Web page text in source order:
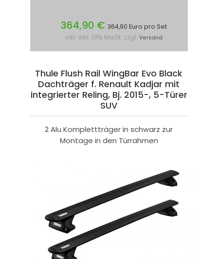
364,90 € 364,90 Euro pro Set
inkl. inkl. 19% MwSt. zzgl. Versand
Thule Flush Rail WingBar Evo Black
Dachträger f. Renault Kadjar mit
integrierter Reling, Bj. 2015-, 5-Türer
SUV
2 Alu Komplettträger in schwarz zur
Montage in den Türrahmen